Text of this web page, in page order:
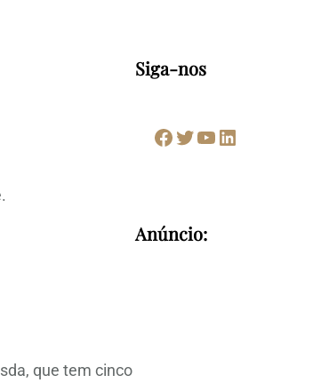
que tem cinco
Siga-nos
Facebook Twitter Youtube LinkedIn
Anúncio: